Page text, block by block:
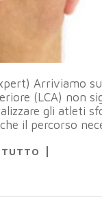
Arriviamo
(LCA) non
gli atleti
il percorso
TUTTO